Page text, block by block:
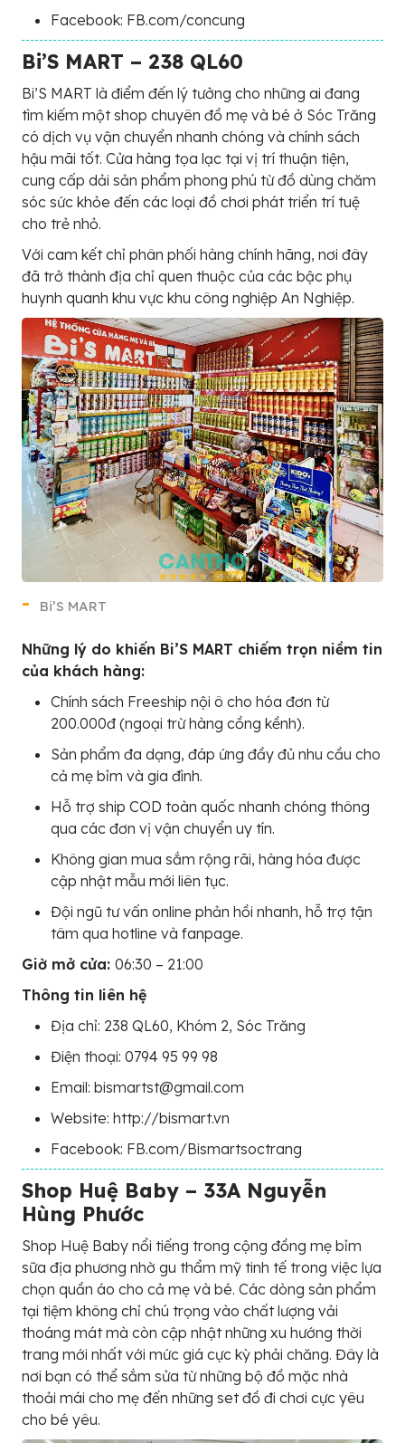
Facebook: FB.com/concung
Bi’S MART – 238 QL60
Bi’S MART là điểm đến lý tưởng cho những ai đang
tìm kiếm một shop chuyên đồ mẹ và bé ở Sóc Trăng
có dịch vụ vận chuyển nhanh chóng và chính sách
hậu mãi tốt. Cửa hàng tọa lạc tại vị trí thuận tiện,
cung cấp dải sản phẩm phong phú từ đồ dùng chăm
sóc sức khỏe đến các loại đồ chơi phát triển trí tuệ
cho trẻ nhỏ.
Với cam kết chỉ phân phối hàng chính hãng, nơi đây
đã trở thành địa chỉ quen thuộc của các bậc phụ
huynh quanh khu vực khu công nghiệp An Nghiệp.
Bi’S MART
Những lý do khiến Bi’S MART chiếm trọn niềm tin
của khách hàng:
Chính sách Freeship nội ô cho hóa đơn từ
200.000đ (ngoại trừ hàng cồng kềnh).
Sản phẩm đa dạng, đáp ứng đầy đủ nhu cầu cho
cả mẹ bỉm và gia đình.
Hỗ trợ ship COD toàn quốc nhanh chóng thông
qua các đơn vị vận chuyển uy tín.
Không gian mua sắm rộng rãi, hàng hóa được
cập nhật mẫu mới liên tục.
Đội ngũ tư vấn online phản hồi nhanh, hỗ trợ tận
tâm qua hotline và fanpage.
Giờ mở cửa: 06:30 – 21:00
Thông tin liên hệ
Địa chỉ: 238 QL60, Khóm 2, Sóc Trăng
Điện thoại: 0794 95 99 98
Email: bismartst@gmail.com
Website: http://bismart.vn
Facebook: FB.com/Bismartsoctrang
Shop Huệ Baby – 33A Nguyễn
Hùng Phước
Shop Huệ Baby nổi tiếng trong cộng đồng mẹ bỉm
sữa địa phương nhờ gu thẩm mỹ tinh tế trong việc lựa
chọn quần áo cho cả mẹ và bé. Các dòng sản phẩm
tại tiệm không chỉ chú trọng vào chất lượng vải
thoáng mát mà còn cập nhật những xu hướng thời
trang mới nhất với mức giá cực kỳ phải chăng. Đây là
nơi bạn có thể sắm sửa từ những bộ đồ mặc nhà
thoải mái cho mẹ đến những set đồ đi chơi cực yêu
cho bé yêu.